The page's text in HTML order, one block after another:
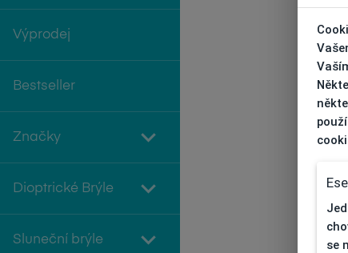
Výprodej
Bestseller
Značky
Dioptrické Brýle
Sluneční brýle
se